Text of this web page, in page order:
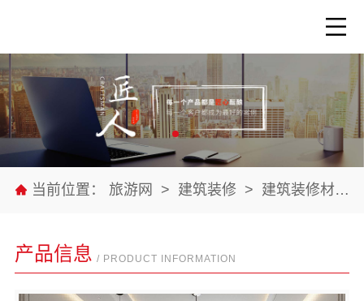
当前位置： 旅游网 > 建筑装修 > 建筑装修材料
产品信息 / PRODUCT INFORMATION